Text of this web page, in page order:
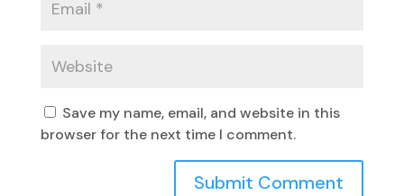
Save my name, email, and website in this
browser for the next time I comment.